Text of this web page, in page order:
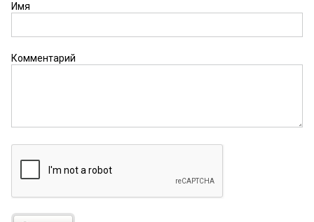
Имя
Комментарий